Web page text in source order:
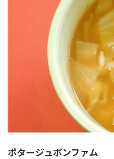
ポタージュボンファム